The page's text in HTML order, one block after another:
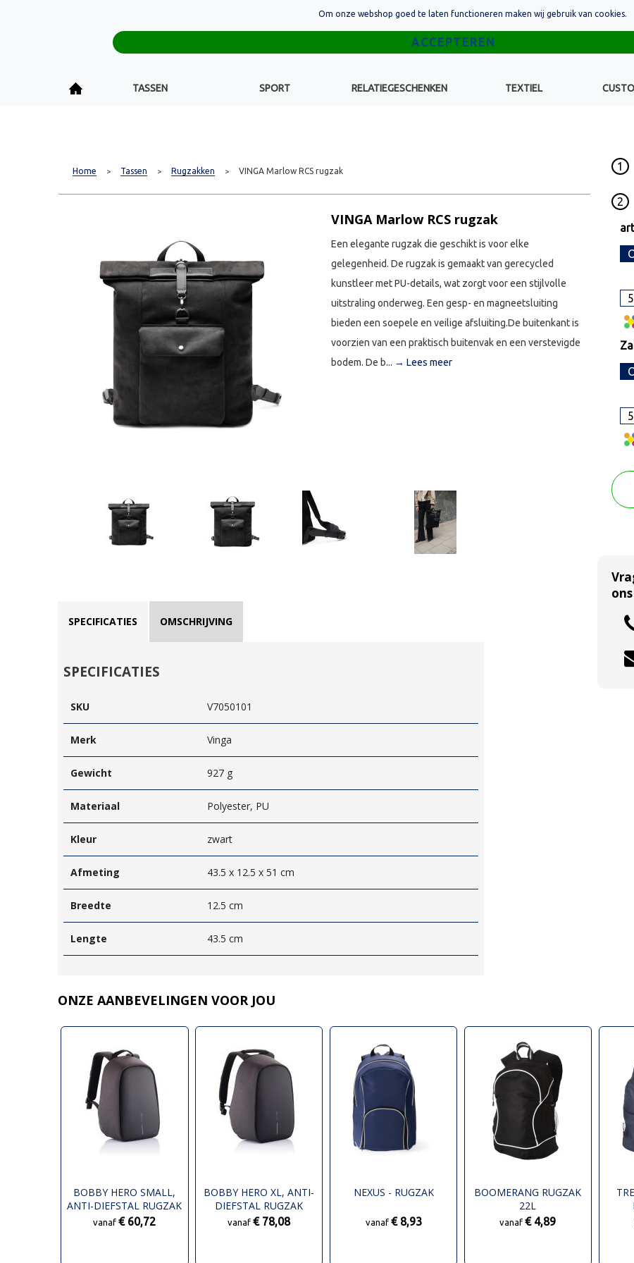
TASSEN SPORT RELATIEGESCHENKEN TEXTIEL
Home > Tassen > Rugzakken > VINGA Marlow RCS rugzak 1
2
5
5
VINGA Marlow RCS rugzak
Een elegante rugzak die geschikt is voor elke
gelegenheid. De rugzak is gemaakt van gerecycled
kunstleer met PU-details, wat zorgt voor een stijlvolle
uitstraling onderweg. Een gesp- en magneetsluiting
bieden een soepele en veilige afsluiting.De buitenkant is
voorzien van een praktisch buitenvak en een verstevigde
bodem. De b... → Lees meer
SPECIFICATIES OMSCHRIJVING
SPECIFICATIES
SKU V7050101
Merk Vinga
Gewicht 927 g
Materiaal Polyester, PU
Kleur zwart
Afmeting 43.5 x 12.5 x 51 cm
Breedte 12.5 cm
Lengte 43.5 cm
ONZE AANBEVELINGEN VOOR JOU
BOBBY HERO SMALL,
ANTI-DIEFSTAL RUGZAK
vanaf€ 60,72
BOBBY HERO XL, ANTI-
DIEFSTAL RUGZAK
vanaf€ 78,08
NEXUS - RUGZAK
vanaf € 8,93
BOOMERANG RUGZAK
22L
vanaf€ 4,89
Om onze webshop goed te laten functioneren maken wij gebruik van cookies.